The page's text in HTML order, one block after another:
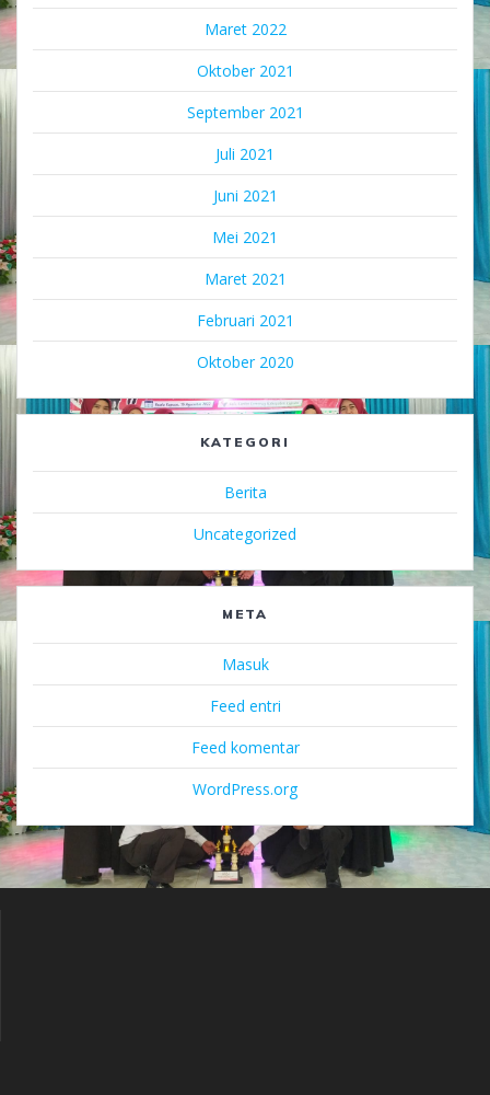
Maret 2022
Oktober 2021
September 2021
Juli 2021
Juni 2021
Mei 2021
Maret 2021
Februari 2021
Oktober 2020
KATEGORI
Berita
Uncategorized
META
Masuk
Feed entri
Feed komentar
WordPress.org